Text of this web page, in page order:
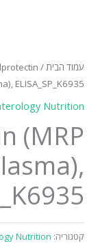
עמוד הבית/
ELISA_SP_K6935
Nutrition
(MRP
קטגוריה: Nutrition